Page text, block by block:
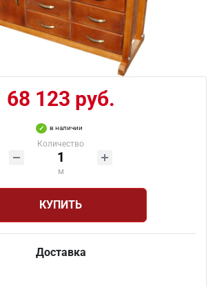
68 123 руб.
в наличии
Количество
м
КУПИТЬ
Доставка